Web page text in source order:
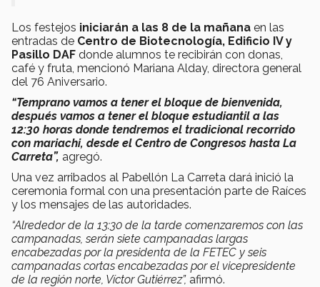
Los festejos iniciarán a las 8 de la mañana en las
entradas de Centro de Biotecnología, Edificio IV y
Pasillo DAF donde alumnos te recibirán con donas,
café y fruta, mencionó Mariana Alday, directora general
del 76 Aniversario.
“Temprano vamos a tener el bloque de bienvenida,
después vamos a tener el bloque estudiantil a las
12:30 horas donde tendremos el tradicional recorrido
con mariachi, desde el Centro de Congresos hasta La
Carreta”, agregó.
Una vez arribados al Pabellón La Carreta dará inició la
ceremonia formal con una presentación parte de Raíces
y los mensajes de las autoridades.
“Alrededor de la 13:30 de la tarde comenzaremos con las
campanadas, serán siete campanadas largas
encabezadas por la presidenta de la FETEC y seis
campanadas cortas encabezadas por el vicepresidente
de la región norte, Víctor Gutiérrez”, afirmó.